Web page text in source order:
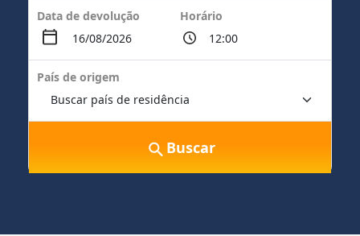
Data de devolução Horário
País de origem
Buscar